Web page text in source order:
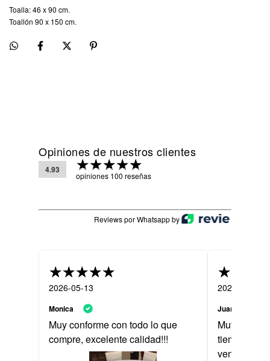
Toalla: 46 x 90 cm.
Toallón 90 x 150 cm.
Opiniones de nuestros clientes
4.93
opiniones 100 reseñas
Reviews por Whatsapp by
2026-05-13
Monica
Muy conforme con todo lo que
compre, excelente calidad!!!
2025-07-25
Juan
Muy buena
tiempo.
venta.